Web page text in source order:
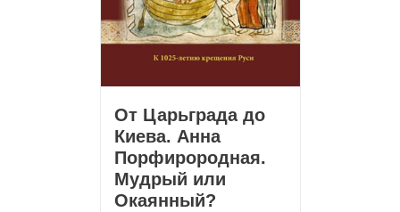
От Царьграда до
Киева. Анна
Порфирородная.
Мудрый или
Окаянный?